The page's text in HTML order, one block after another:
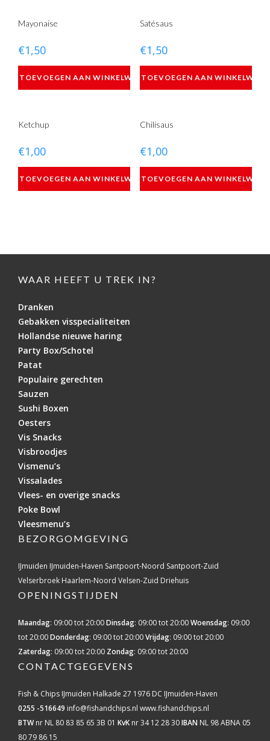
Mayonaise
€1,50
TOEVOEGEN AAN WINKELWAGEN
Satésaus
€1,50
TOEVOEGEN AAN
Ketchup
€1,00
TOEVOEGEN AAN WINKELWAGEN
Chilisaus
€1,00
TOEVOEGEN AAN
WAAR HEEFT U TREK IN?
Dranken
Gebakken visspecialiteiten
Hollandse nieuwe haring
Party Box/Schotel
Patat
Populaire gerechten
Sauzen
Sushi Boxen
Oesters
Vis Snacks
Visbroodjes
Vismenu’s
Vissalades
Vlees- en overige snacks
Poke Bowl
Vleesmenu’s
BEZORGOMGEVING
IJmuiden IJmuiden-Haven Santpoort-Noord Santpoort-Zuid
Velserbroek Haarlem-Noord Velsen-Zuid Driehuis
OPENINGSTIJDEN
Maandag: 09:00 tot 20:00Dinsdag: 09:00 tot 20:00Woensdag: 09:00
tot 20:00Donderdag: 09:00 tot 20:00Vrijdag: 09:00 tot 20:00
Zaterdag: 09:00 tot 20:00 Zondag: 09:00 tot 20:00
CONTACTGEGEVENS
Fish & Chips IJmuiden Halkade 27 1976 DC IJmuiden-Haven
0255 -516649 info@fishandchips.nl www.fishandchips.nl
BTWnr NL 80 83 85 65 3B 01 KvK nr 34 12 28 30IBAN NL 98 ABNA 05
80 79 86 15